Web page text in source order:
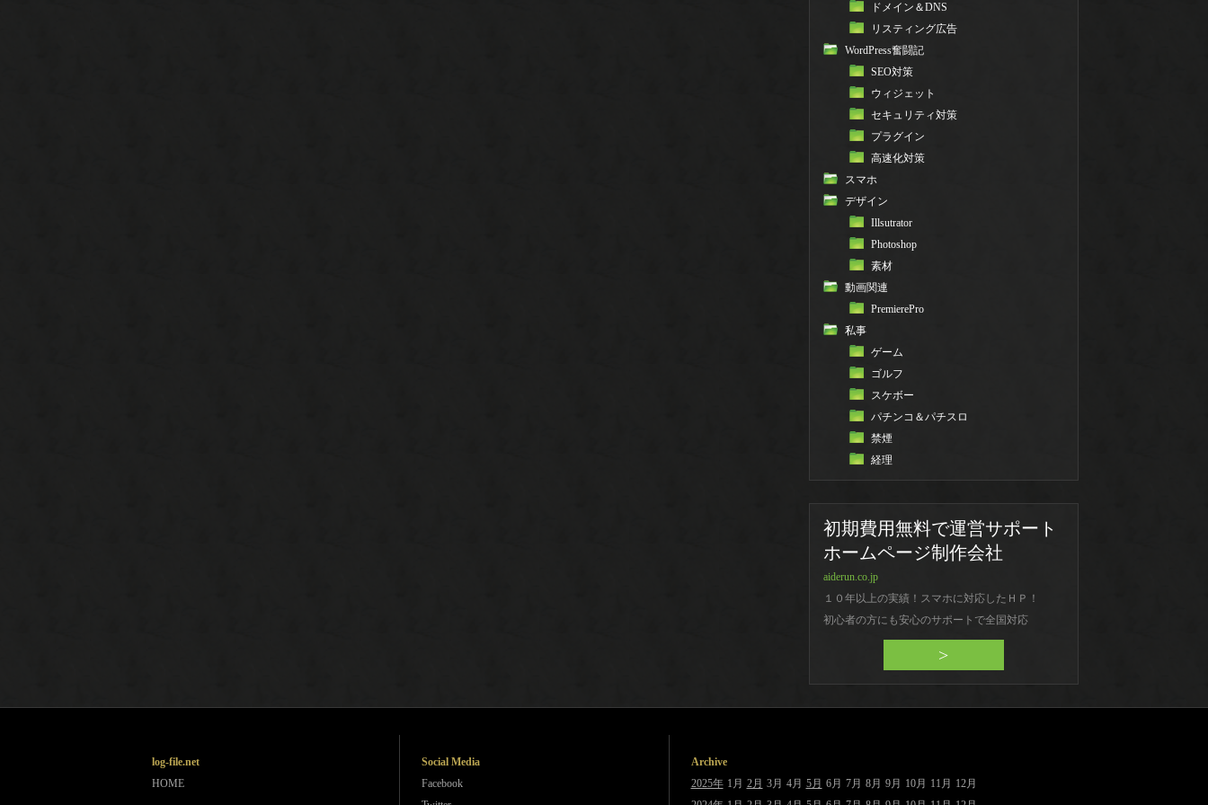
ドメイン＆DNS
リスティング広告
WordPress奮闘記
SEO対策
ウィジェット
セキュリティ対策
プラグイン
高速化対策
スマホ
デザイン
Illsutrator
Photoshop
素材
動画関連
PremierePro
私事
ゲーム
ゴルフ
スケボー
パチンコ＆パチスロ
禁煙
経理
初期費用無料で運営サポート
ホームページ制作会社
aiderun.co.jp
１０年以上の実績！スマホに対応したＨＰ！
初心者の方にも安心のサポートで全国対応
>
log-file.net
HOME
Social Media
Facebook
Archive
2025年 1月 2月 3月 4月 5月 6月 7月 8月 9月 10月 11月 12月